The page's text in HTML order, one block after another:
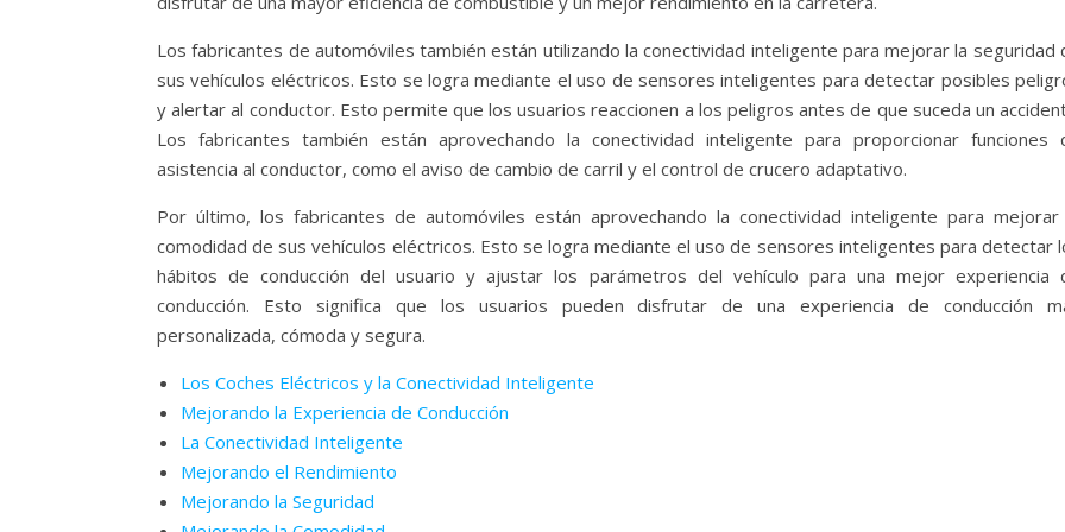
Los fabricantes de automóviles también están utilizando la conectividad inteligente para mejorar la seguridad
sus vehículos eléctricos. Esto se logra mediante el uso de sensores inteligentes para detectar posibles
y alertar al conductor. Esto permite que los usuarios reaccionen a los peligros antes de que suceda un
Los fabricantes también están aprovechando la conectividad inteligente para proporcionar funciones
asistencia al conductor, como el aviso de cambio de carril y el control de crucero adaptativo.
Por último, los fabricantes de automóviles están aprovechando la conectividad inteligente para mejorar
comodidad de sus vehículos eléctricos. Esto se logra mediante el uso de sensores inteligentes para detectar
hábitos de conducción del usuario y ajustar los parámetros del vehículo para una mejor experiencia
conducción. Esto significa que los usuarios pueden disfrutar de una experiencia de conducción
personalizada, cómoda y segura.
Los Coches Eléctricos y la Conectividad Inteligente
Mejorando la Experiencia de Conducción
La Conectividad Inteligente
Mejorando el Rendimiento
Mejorando la Seguridad